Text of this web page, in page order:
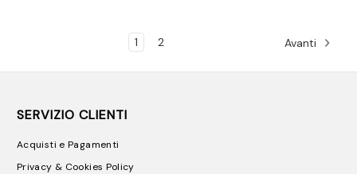
1 2 Avanti
SERVIZIO CLIENTI
Acquisti e Pagamenti
Privacy & Cookies Policy